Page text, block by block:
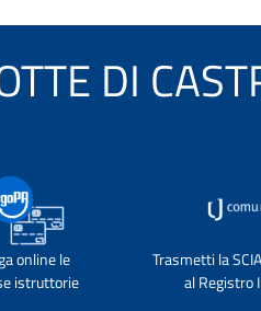
DI
online le
istruttorie
Trasmetti la
al Registro